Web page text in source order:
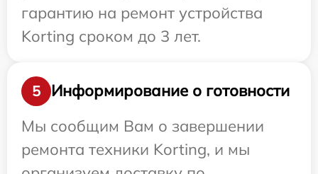
гарантию на ремонт устройства
Korting сроком до 3 лет.
5
Информирование о готовности
Мы сообщим Вам о завершении
ремонта техники Korting, и мы